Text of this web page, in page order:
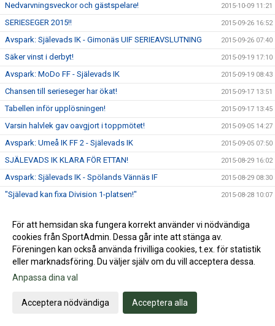
Nedvarvningsveckor och gästspelare! 2015-10-09 11:21
SERIESEGER 2015!! 2015-09-26 16:52
Avspark: Själevads IK - Gimonäs UIF SERIEAVSLUTNING 2015-09-26 07:40
Säker vinst i derbyt! 2015-09-19 17:10
Avspark: MoDo FF - Själevads IK 2015-09-19 08:43
Chansen till serieseger har ökat! 2015-09-17 13:51
Tabellen inför upplösningen! 2015-09-17 13:45
Varsin halvlek gav oavgjort i toppmötet! 2015-09-05 14:27
Avspark: Umeå IK FF 2 - Själevads IK 2015-09-05 07:50
SJÄLEVADS IK KLARA FÖR ETTAN! 2015-08-29 16:02
Avspark: Själevads IK - Spölands Vännäs IF 2015-08-29 08:30
"Själevad kan fixa Division 1-platsen!" 2015-08-28 10:07
Avspark: Själevads IK - Clemensnäs IF 2015-08-21 21:00
Själevad i dubbel topp! 2015-08-20 10:47
Uddamålsvinst mot Flurkmark! 2015-08-15 16:36
Avspark: Flurkmarks IK - Själevads IK
Vinst i hettan mot Hörnsjö!
Avspark: Själevads IK - Hörnsjö IF
För att hemsidan ska fungera korrekt använder vi nödvändiga
cookies från SportAdmin. Dessa går inte att stänga av.
Föreningen kan också använda frivilliga cookies, t.ex. för statistik
eller marknadsföring. Du väljer själv om du vill acceptera dessa.
Anpassa dina val
Acceptera nödvändiga Acceptera alla